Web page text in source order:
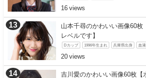
16
山本千尋のかわいい画像60枚
レベルです】
Dカップ 1996年生まれ 兵庫県出身 血
20
吉川愛のかわいい画像60枚【